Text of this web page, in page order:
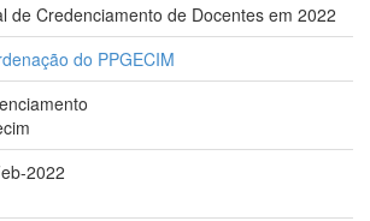
de Credenciamento de Docentes em 2022
do PPGECIM
2022